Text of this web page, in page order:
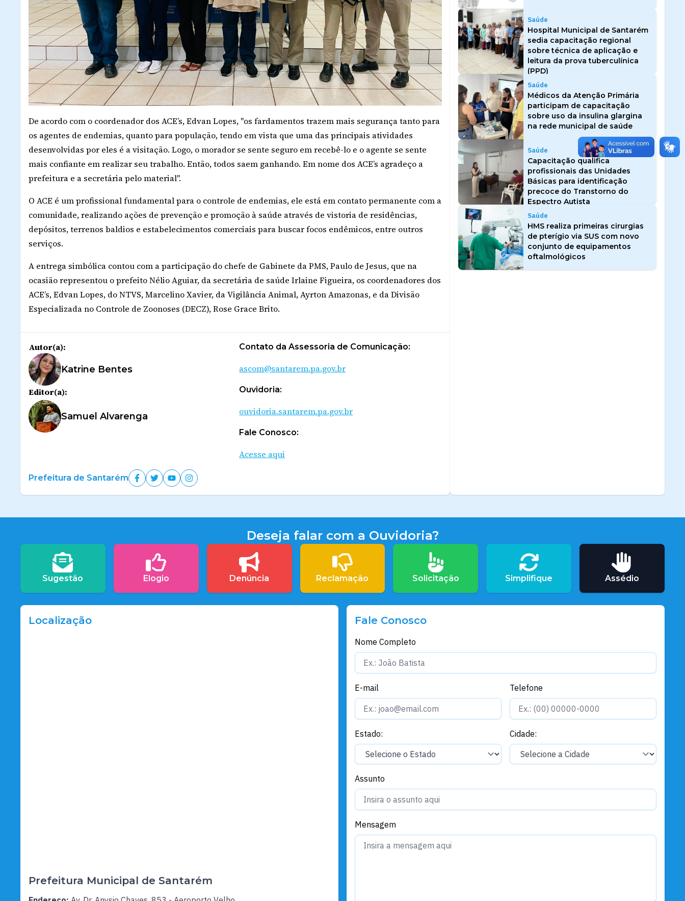
De acordo com o coordenador dos ACE’s, Edvan Lopes, "os fardamentos trazem mais segurança tanto para
os agentes de endemias, quanto para população, tendo em vista que uma das principais atividades
desenvolvidas por eles é a visitação. Logo, o morador se sente seguro em recebê-lo e o agente se sente
mais confiante em realizar seu trabalho. Então, todos saem ganhando. Em nome dos ACE’s agradeço a
prefeitura e a secretária pelo material".
O ACE é um profissional fundamental para o controle de endemias, ele está em contato permanente com a
comunidade, realizando ações de prevenção e promoção à saúde através de vistoria de residências,
depósitos, terrenos baldios e estabelecimentos comerciais para buscar focos endêmicos, entre outros
serviços.
A entrega simbólica contou com a participação do chefe de Gabinete da PMS, Paulo de Jesus, que na
ocasião representou o prefeito Nélio Aguiar, da secretária de saúde Irlaine Figueira, os coordenadores dos
ACE’s, Edvan Lopes, do NTVS, Marcelino Xavier, da Vigilância Animal, Ayrton Amazonas, e da Divisão
Especializada no Controle de Zoonoses (DECZ), Rose Grace Brito.
Autor(a):
Katrine Bentes
Editor(a):
Samuel Alvarenga
Contato da Assessoria de Comunicação:
ascom@santarem.pa.gov.br
Ouvidoria:
ouvidoria.santarem.pa.gov.br
Fale Conosco:
Acesse aqui
Prefeitura de Santarém
Saúde
Hospital Municipal de Santarém
sedia capacitação regional
sobre técnica de aplicação e
leitura da prova tuberculínica
(PPD)
Saúde
Médicos da Atenção Primária
participam de capacitação
sobre uso da insulina glargina
na rede municipal de saúde
Saúde
Capacitação qualifica
profissionais das Unidades
Básicas para identificação
precoce do Transtorno do
Espectro Autista
Saúde
HMS realiza primeiras cirurgias
de pterígio via SUS com novo
conjunto de equipamentos
oftalmológicos
Deseja falar com a Ouvidoria?
Sugestão Elogio Denúncia Reclamação Solicitação Simplifique Assédio
Localização
Prefeitura Municipal de Santarém
Fale Conosco
Nome Completo
E-mail Telefone
Estado: Cidade:
Assunto
Mensagem